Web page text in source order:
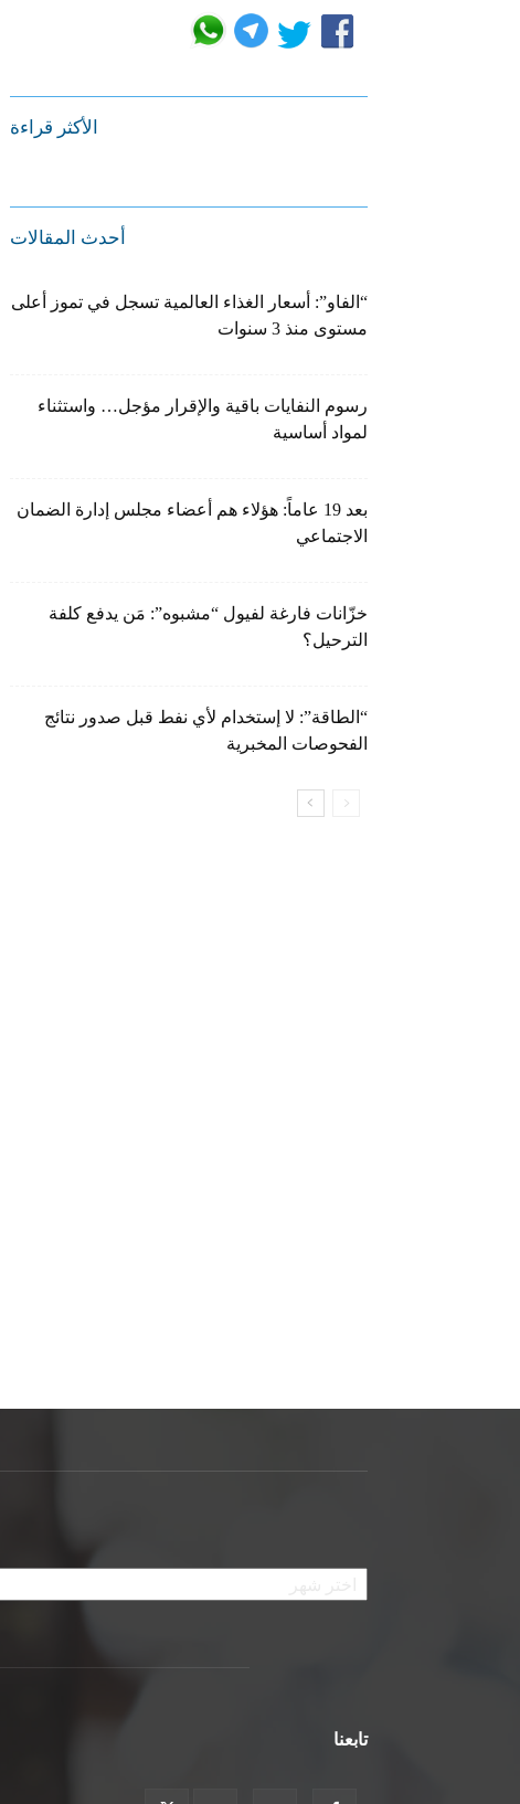
الأكثر قراءة
أحدث المقالات
“الفاو”: أسعار الغذاء العالمية تسجل في تموز أعلى
مستوى منذ 3 سنوات
رسوم النفايات باقية والإقرار مؤجل… واستثناء
لمواد أساسية
بعد 19 عاماً: هؤلاء هم أعضاء مجلس إدارة الضمان
الاجتماعي
خزّانات فارغة لفيول “مشبوه”: مَن يدفع كلفة
الترحيل؟
“الطاقة”: لا إستخدام لأي نفط قبل صدور نتائج
الفحوصات المخبرية
الأرشيف
تابعنا